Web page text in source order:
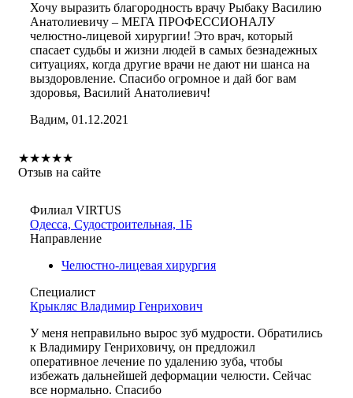
Хочу выразить благородность врачу Рыбаку Василию
Анатолиевичу – МЕГА ПРОФЕССИОНАЛУ
челюстно-лицевой хирургии! Это врач, который
спасает судьбы и жизни людей в самых безнадежных
ситуациях, когда другие врачи не дают ни шанса на
выздоровление. Спасибо огромное и дай бог вам
здоровья, Василий Анатолиевич!
Вадим, 01.12.2021
★★★★★
Отзыв на сайте
Филиал VIRTUS
Одесса, Судостроительная, 1Б
Направление
Челюстно-лицевая хирургия
Специалист
Крыкляс Владимир Генрихович
У меня неправильно вырос зуб мудрости. Обратились
к Владимиру Генриховичу, он предложил
оперативное лечение по удалению зуба, чтобы
избежать дальнейшей деформации челюсти. Сейчас
все нормально. Спасибо